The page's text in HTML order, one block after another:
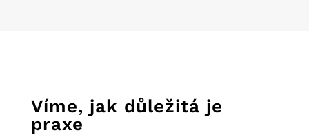
Víme, jak důležitá je
praxe